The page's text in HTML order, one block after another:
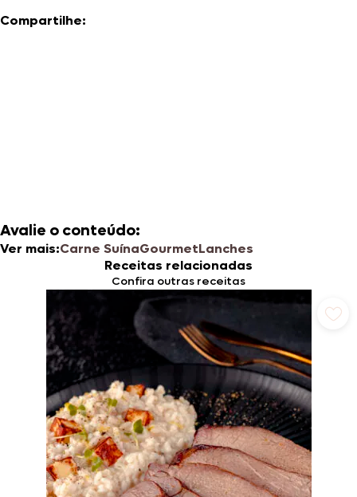
Compartilhe:
Avalie o conteúdo:
Ver mais:Carne SuínaGourmetLanches
Receitas relacionadas
Confira outras receitas